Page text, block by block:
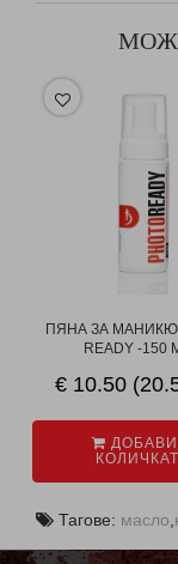
ПЯНА ЗА
READY -150
€ 10.50
Тагове: масло